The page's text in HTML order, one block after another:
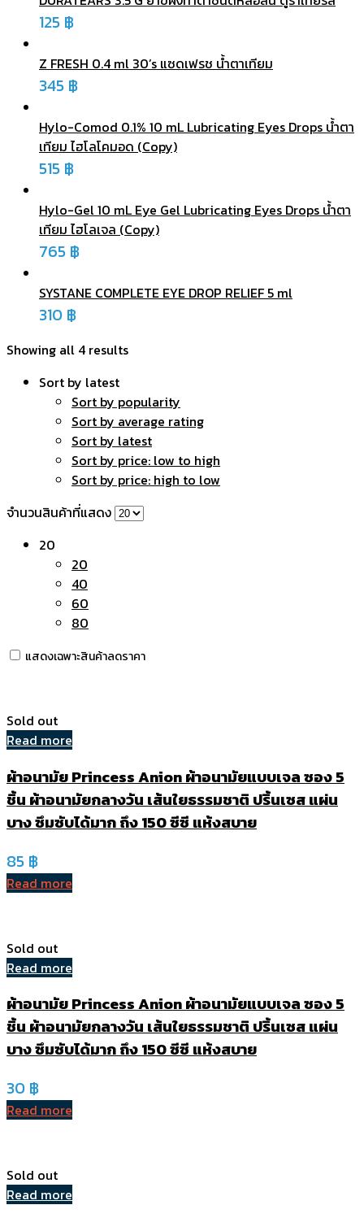
125 ฿
Z FRESH 0.4 ml 30’s แซดเฟรช น้ำตาเทียม
345 ฿
Hylo-Comod 0.1% 10 mL Lubricating Eyes Drops น้ำตา
เทียม ไฮโลโคมอด (Copy)
515 ฿
Hylo-Gel 10 mL Eye Gel Lubricating Eyes Drops น้ำตา
เทียม ไฮโลเจล (Copy)
765 ฿
SYSTANE COMPLETE EYE DROP RELIEF 5 ml
310 ฿
Showing all 4 results
Sort by latest
Sort by popularity
Sort by average rating
Sort by latest
Sort by price: low to high
Sort by price: high to low
จำนวนสินค้าที่แสดง
20
20
40
60
80
แสดงเฉพาะสินค้าลดราคา
Sold out
Read more
ผ้าอนามัย Princess Anion ผ้าอนามัยแบบเจล ซอง 5
ชิ้น ผ้าอนามัยกลางวัน เส้นใยธรรมชาติ ปริ้นเซส แผ่น
บาง ซึมซับได้มาก ถึง 150 ซีซี แห้งสบาย
85 ฿
Read more
Sold out
Read more
ผ้าอนามัย Princess Anion ผ้าอนามัยแบบเจล ซอง 5
ชิ้น ผ้าอนามัยกลางวัน เส้นใยธรรมชาติ ปริ้นเซส แผ่น
บาง ซึมซับได้มาก ถึง 150 ซีซี แห้งสบาย
30 ฿
Read more
Sold out
Read more